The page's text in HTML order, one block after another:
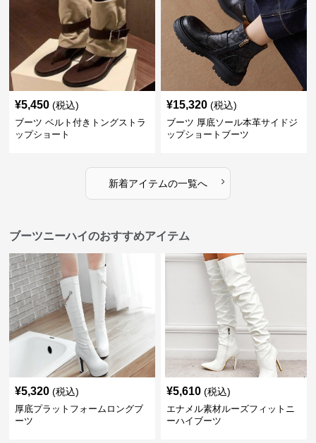
¥5,450 (税込)
ブーツ ベルト付きトングストラ
ップショート
¥15,320 (税込)
ブーツ 厚底ソール本革サイドジ
ップショートブーツ
新着アイテムの一覧へ ›
ブーツニーハイのおすすめアイテム
¥5,320 (税込)
厚底プラットフォームロングブ
ーツ
¥5,610 (税込)
エナメル素材ルーズフィットニ
ーハイブーツ